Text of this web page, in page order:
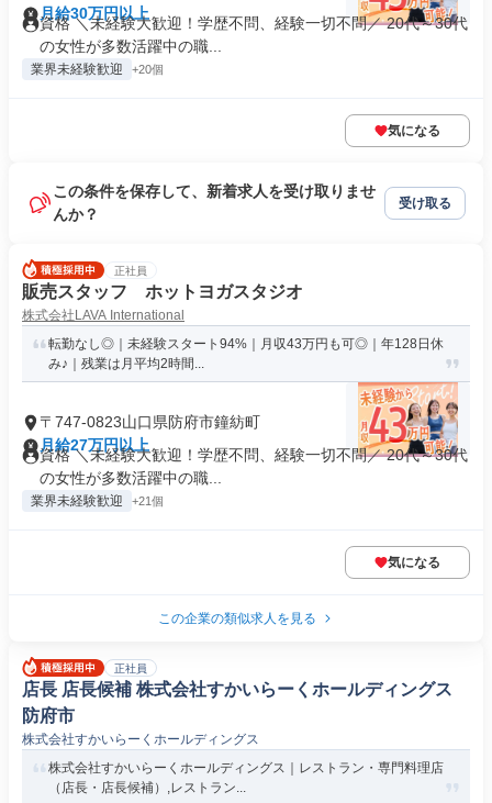
月給30万円以上
資格 ＼未経験大歓迎！学歴不問、経験一切不問／ 20代～30代
の女性が多数活躍中の職...
業界未経験歓迎 +20個
気になる
この条件を保存して、新着求人を受け取りませ
んか？
受け取る
正社員
販売スタッフ ホットヨガスタジオ
株式会社LAVA International
転勤なし◎｜未経験スタート94%｜月収43万円も可◎｜年128日休
み♪｜残業は月平均2時間...
〒747-0823山口県防府市鐘紡町
月給27万円以上
資格 ＼未経験大歓迎！学歴不問、経験一切不問／ 20代～30代
の女性が多数活躍中の職...
業界未経験歓迎 +21個
気になる
この企業の類似求人を見る
正社員
店長 店長候補 株式会社すかいらーくホールディングス
防府市
株式会社すかいらーくホールディングス
株式会社すかいらーくホールディングス｜レストラン・専門料理店
（店長・店長候補）,レストラン...